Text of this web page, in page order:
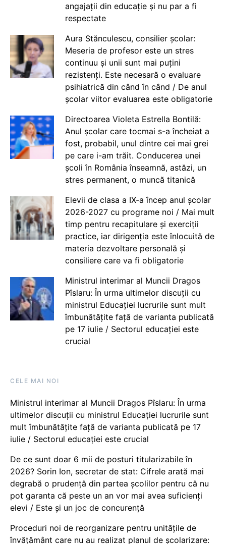
angajații din educație și nu par a fi
respectate
Aura Stănculescu, consilier școlar:
Meseria de profesor este un stres
continuu și unii sunt mai puțini
rezistenți. Este necesară o evaluare
psihiatrică din când în când / De anul
școlar viitor evaluarea este obligatorie
Directoarea Violeta Estrella Bontilă:
Anul școlar care tocmai s-a încheiat a
fost, probabil, unul dintre cei mai grei
pe care i-am trăit. Conducerea unei
școli în România înseamnă, astăzi, un
stres permanent, o muncă titanică
Elevii de clasa a IX-a încep anul școlar
2026-2027 cu programe noi / Mai mult
timp pentru recapitulare și exerciții
practice, iar dirigenția este înlocuită de
materia dezvoltare personală și
consiliere care va fi obligatorie
Ministrul interimar al Muncii Dragos
Pîslaru: În urma ultimelor discuții cu
ministrul Educației lucrurile sunt mult
îmbunătățite față de varianta publicată
pe 17 iulie / Sectorul educației este
crucial
CELE MAI NOI
Ministrul interimar al Muncii Dragos Pîslaru: În urma
ultimelor discuții cu ministrul Educației lucrurile sunt
mult îmbunătățite față de varianta publicată pe 17
iulie / Sectorul educației este crucial
De ce sunt doar 6 mii de posturi titularizabile în
2026? Sorin Ion, secretar de stat: Cifrele arată mai
degrabă o prudență din partea școlilor pentru că nu
pot garanta că peste un an vor mai avea suficienți
elevi / Este și un joc de concurență
Proceduri noi de reorganizare pentru unitățile de
învățământ care nu au realizat planul de școlarizare: